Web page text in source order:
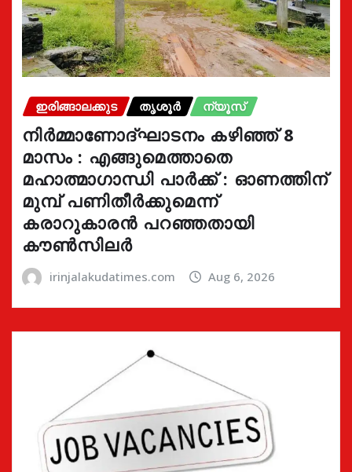
ഇരിങ്ങാലക്കുട തൃശൂർ ന്യൂസ്
നിർമ്മാണോദ്ഘാടനം കഴിഞ്ഞ് 8
മാസം : എങ്ങുമെത്താതെ
മഹാത്മാഗാന്ധി പാർക്ക് : ഓണത്തിന്
മുമ്പ് പണിതീർക്കുമെന്ന്
കരാറുകാരൻ പറഞ്ഞതായി
കൗൺസിലർ
irinjalakudatimes.com Aug 6, 2026